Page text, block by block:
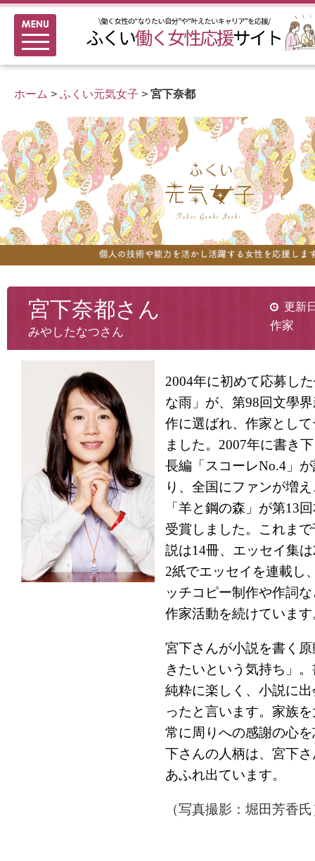
ホーム > ふくい元気女子 > 宮下奈都
宮下奈都さん
みやしたなつさん
更新
作家
2004年に初めて応募し
な雨」が、第98回文學
作に選ばれ、作家とし
ました。2007年に書き
長編「スコーレNo.4 」
り、全国にファンが増
「羊と鋼の森」が第13
受賞しました。これま
説は14冊、エッセイ集
2紙でエッセイを連載し
ッチコピー制作や作詞
作家活動を続けています
宮下さんが小説を書く
きたいという気持ち」
純粋に楽しく、小説に
ったと言います。家族
常に周りへの感謝の心
下さんの人柄は、宮下
あふれ出ています。
（写真撮影：堀田芳香
メニュー
新着情報
ふくい女性活躍推進企業
女性の多様なチャレンジ応援
家事シェアのススメ